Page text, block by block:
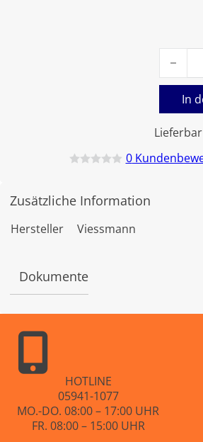
In
e
t
v
0
Zusätzliche Information
Hersteller Viessmann
Dokumente
HOTLINE
05941-1077
MO.-DO. 08:00 – 17:00 UHR
FR. 08:00 – 15:00 UHR